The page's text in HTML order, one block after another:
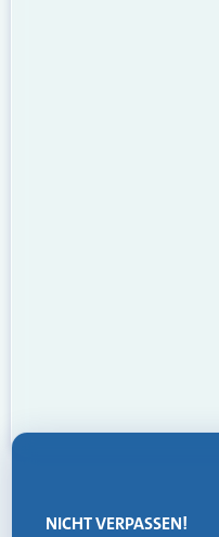
NICHT VERPASSEN!